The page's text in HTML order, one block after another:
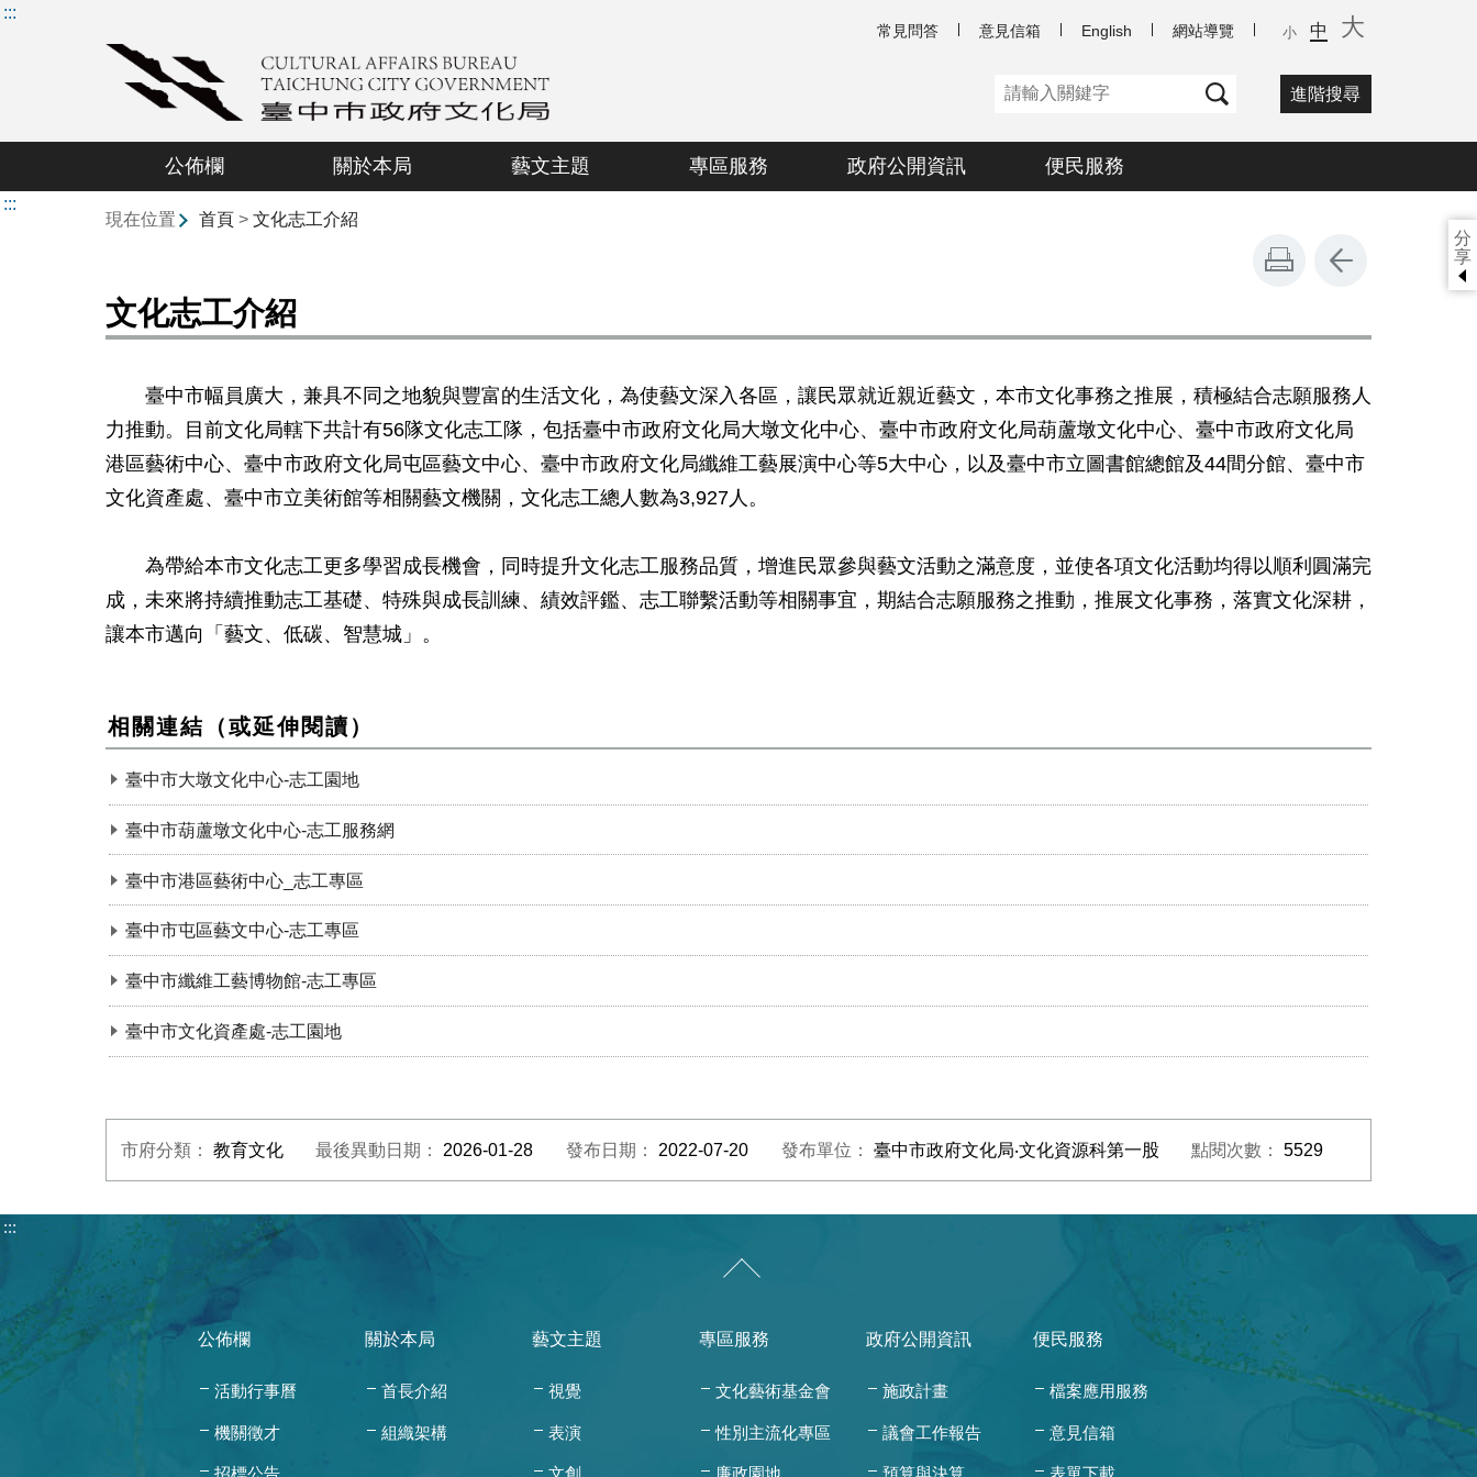
:::
常見問答 意見信箱 English 網站導覽 小 中 大
進階搜尋
公佈欄 關於本局 藝文主題 專區服務 政府公開資訊 便民服務
:::
現在位置
首頁> 文化志工介紹
分
享
文化志工介紹
臺中市幅員廣大，兼具不同之地貌與豐富的生活文化，為使藝文深入各區，讓民眾就近親近藝文，本市文化事務之推展，積極結合志願服務人
力推動。目前文化局轄下共計有56隊文化志工隊，包括臺中市政府文化局大墩文化中心、臺中市政府文化局葫蘆墩文化中心、臺中市政府文化局
港區藝術中心、臺中市政府文化局屯區藝文中心、臺中市政府文化局纖維工藝展演中心等5大中心，以及臺中市立圖書館總館及44間分館、臺中市
文化資產處、臺中市立美術館等相關藝文機關，文化志工總人數為3,927人。
為帶給本市文化志工更多學習成長機會，同時提升文化志工服務品質，增進民眾參與藝文活動之滿意度，並使各項文化活動均得以順利圓滿完
成，未來將持續推動志工基礎、特殊與成長訓練、績效評鑑、志工聯繫活動等相關事宜，期結合志願服務之推動，推展文化事務，落實文化深耕，
讓本市邁向「藝文、低碳、智慧城」。
相關連結（或延伸閱讀）
臺中市大墩文化中心-志工園地
臺中市葫蘆墩文化中心-志工服務網
臺中市港區藝術中心_志工專區
臺中市屯區藝文中心-志工專區
臺中市纖維工藝博物館-志工專區
臺中市文化資產處-志工園地
市府分類： 教育文化 最後異動日期： 2026-01-28 發布日期： 2022-07-20 發布單位： 臺中市政府文化局‧文化資源科第一股 點閱次數：5529
:::
公佈欄
活動行事曆
機關徵才
關於本局
首長介紹
組織架構
藝文主題
視覺
表演
專區服務
文化藝術基金會
性別主流化專區
政府公開資訊
施政計畫
議會工作報告
便民服務
檔案應用服務
意見信箱